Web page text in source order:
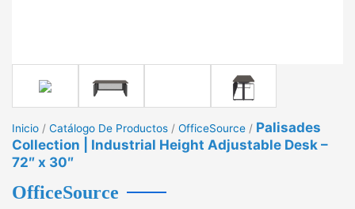
Inicio / Catálogo De Productos / OfficeSource / Palisades
Collection | Industrial Height Adjustable Desk –
72″ x 30″
OfficeSource